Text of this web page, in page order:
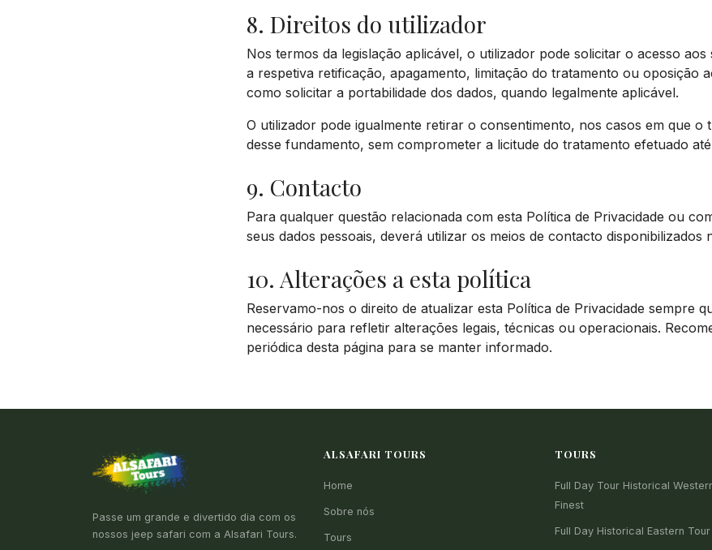
8. Direitos do utilizador
Nos termos da legislação aplicável, o utilizador pode solicitar o acesso aos
a respetiva retificação, apagamento, limitação do tratamento ou oposição
como solicitar a portabilidade dos dados, quando legalmente aplicável.
O utilizador pode igualmente retirar o consentimento, nos casos em que o
desse fundamento, sem comprometer a licitude do tratamento efetuado até
9. Contacto
Para qualquer questão relacionada com esta Política de Privacidade ou
seus dados pessoais, deverá utilizar os meios de contacto disponibilizados
10. Alterações a esta política
Reservamo-nos o direito de atualizar esta Política de Privacidade sempre
necessário para refletir alterações legais, técnicas ou operacionais.
periódica desta página para se manter informado.
Passe um grande e divertido dia com os
nossos jeep safari com a Alsafari Tours.
ALSAFARI TOURS
Home
Sobre nós
Tours
TOURS
Full Day Tour Historical
Finest
Full Day Historical Eastern